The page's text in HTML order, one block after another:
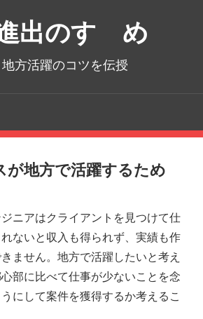
出のすゝめ
方活躍のコツを伝授
が地方で活躍するため
ニアはクライアントを見つけて仕
ないと収入も得られず、実績も作
ません。地方で活躍したいと考え
部に比べて仕事が少ないことを念
にして案件を獲得するか考えるこ